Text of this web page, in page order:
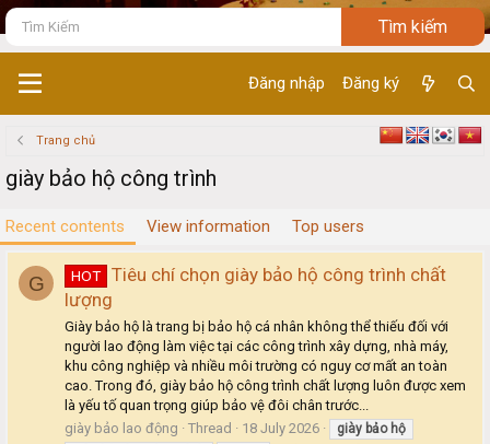
Đăng nhập Đăng ký
Trang chủ
giày bảo hộ công trình
Recent contents View information Top users
G HOT
Tiêu chí chọn giày bảo hộ công trình chất
lượng
Giày bảo hộ là trang bị bảo hộ cá nhân không thể thiếu đối với
người lao động làm việc tại các công trình xây dựng, nhà máy,
khu công nghiệp và nhiều môi trường có nguy cơ mất an toàn
cao. Trong đó, giày bảo hộ công trình chất lượng luôn được xem
là yếu tố quan trọng giúp bảo vệ đôi chân trước...
giày bảo lao động
Thread 18 July 2026 giày bảo hộ